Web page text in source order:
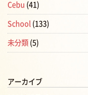
Cebu (41)
School (133)
未分類 (5)
アーカイブ